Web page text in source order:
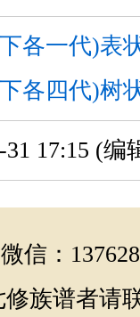
各一代)表
各四代)树
31 17:15 (编
信：
修族谱者请